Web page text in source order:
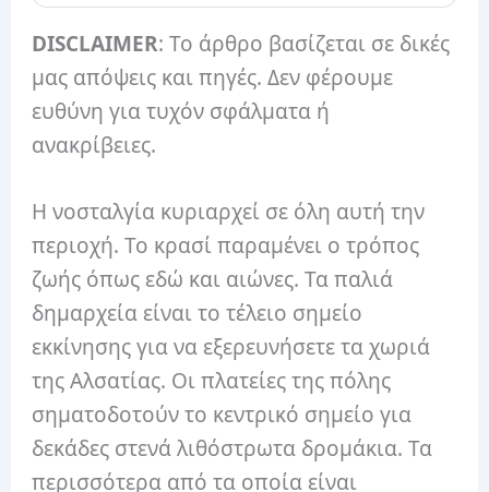
DISCLAIMER: Το άρθρο βασίζεται σε δικές
μας απόψεις και πηγές. Δεν φέρουμε
ευθύνη για τυχόν σφάλματα ή
ανακρίβειες.
Η νοσταλγία κυριαρχεί σε όλη αυτή την
περιοχή. Το κρασί παραμένει ο τρόπος
ζωής όπως εδώ και αιώνες. Τα παλιά
δημαρχεία είναι το τέλειο σημείο
εκκίνησης για να εξερευνήσετε τα χωριά
της Αλσατίας. Οι πλατείες της πόλης
σηματοδοτούν το κεντρικό σημείο για
δεκάδες στενά λιθόστρωτα δρομάκια. Τα
περισσότερα από τα οποία είναι